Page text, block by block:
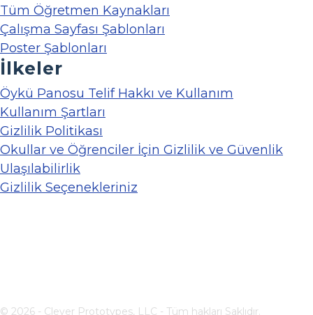
Tüm Öğretmen Kaynakları
Çalışma Sayfası Şablonları
Poster Şablonları
İlkeler
Öykü Panosu Telif Hakkı ve Kullanım
Kullanım Şartları
Gizlilik Politikası
Okullar ve Öğrenciler İçin Gizlilik ve Güvenlik
Ulaşılabilirlik
Gizlilik Seçenekleriniz
© 2026 - Clever Prototypes, LLC - Tüm hakları Saklıdır.